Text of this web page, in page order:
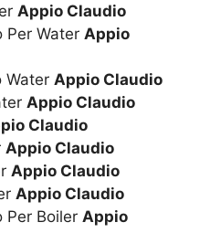
Appio Claudio
Per Water Appio
Water Appio Claudio
Appio Claudio
Claudio
Appio Claudio
Appio Claudio
Appio Claudio
Per Boiler Appio